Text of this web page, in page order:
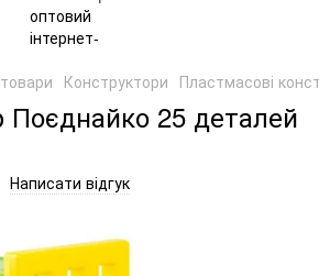
Конструктори Пластмасові
Поєднайко 25 деталей
Написати відгук